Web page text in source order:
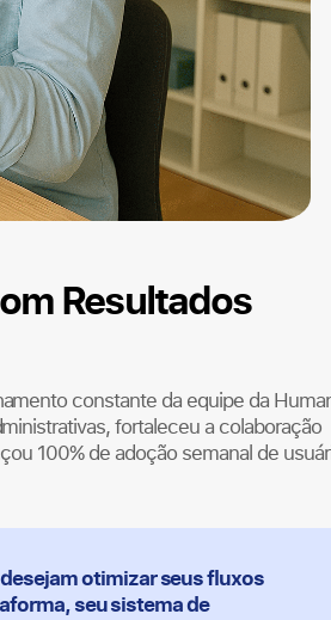
Resultados
constante da equipe da
fortaleceu a colaboração
100% de adoção semanal de
otimizar seus fluxos
seu sistema de